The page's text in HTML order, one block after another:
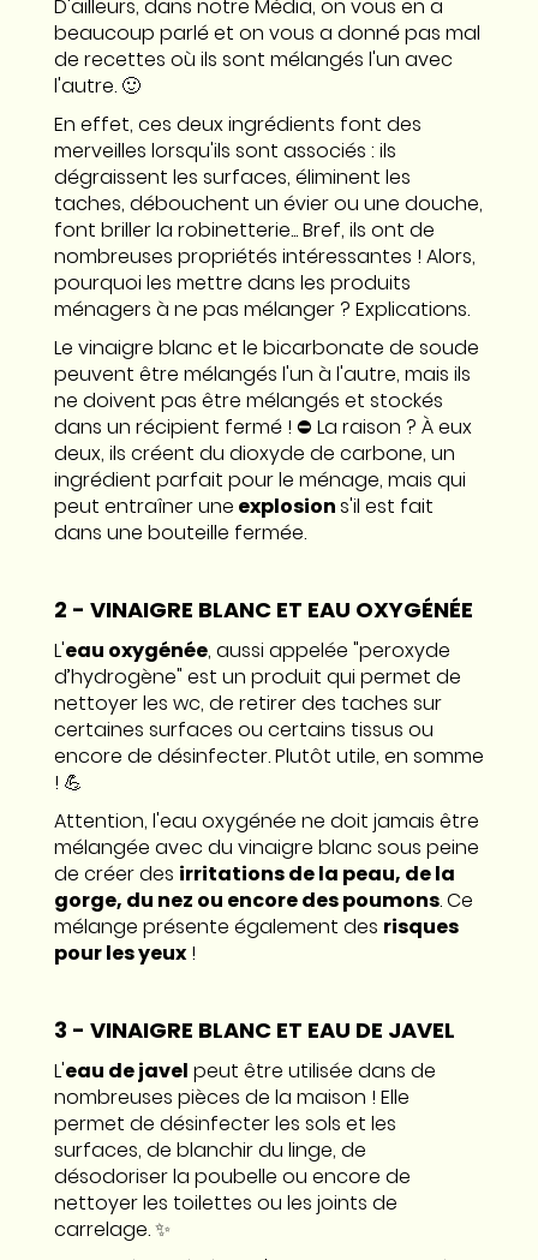
D'ailleurs, dans notre Média, on vous en a
beaucoup parlé et on vous a donné pas mal
de recettes où ils sont mélangés l'un avec
l'autre. 🙂
En effet, ces deux ingrédients font des
merveilles lorsqu'ils sont associés : ils
dégraissent les surfaces, éliminent les
taches, débouchent un évier ou une douche,
font briller la robinetterie... Bref, ils ont de
nombreuses propriétés intéressantes ! Alors,
pourquoi les mettre dans les produits
ménagers à ne pas mélanger ? Explications.
Le vinaigre blanc et le bicarbonate de soude
peuvent être mélangés l'un à l'autre, mais ils
ne doivent pas être mélangés et stockés
dans un récipient fermé ! ⛔️ La raison ? À eux
deux, ils créent du dioxyde de carbone, un
ingrédient parfait pour le ménage, mais qui
peut entraîner une explosions'il est fait
dans une bouteille fermée.
2 - VINAIGRE BLANC ET EAU OXYGÉNÉE
L'eau oxygénée, aussi appelée "peroxyde
d’hydrogène" est un produit qui permet de
nettoyer les wc, de retirer des taches sur
certaines surfaces ou certains tissus ou
encore de désinfecter. Plutôt utile, en somme
! 💪
Attention, l'eau oxygénée ne doit jamais être
mélangée avec du vinaigre blanc sous peine
de créer des irritations de la peau, de la
gorge, du nez ou encore des poumons. Ce
mélange présente également des risques
pour les yeux!
3 - VINAIGRE BLANC ET EAU DE JAVEL
L'eau de javel peut être utilisée dans de
nombreuses pièces de la maison ! Elle
permet de désinfecter les sols et les
surfaces, de blanchir du linge, de
désodoriser la poubelle ou encore de
nettoyer les toilettes ou les joints de
carrelage. ✨